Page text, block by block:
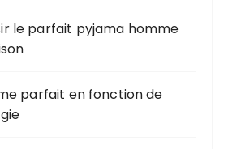
le parfait pyjama homme
parfait en fonction de